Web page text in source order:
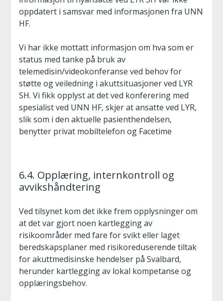
oppdatert i samsvar med informasjonen fra UNN
HF.
Vi har ikke mottatt informasjon om hva som er
status med tanke på bruk av
telemedisin/videokonferanse ved behov for
støtte og veiledning i akuttsituasjoner ved LYR
SH. Vi fikk opplyst at det ved konferering med
spesialist ved UNN HF, skjer at ansatte ved LYR,
slik som i den aktuelle pasienthendelsen,
benytter privat mobiltelefon og Facetime
6.4. Opplæring, internkontroll og
avvikshåndtering
Ved tilsynet kom det ikke frem opplysninger om
at det var gjort noen kartlegging av
risikoområder med fare for svikt eller laget
beredskapsplaner med risikoreduserende tiltak
for akuttmedisinske hendelser på Svalbard,
herunder kartlegging av lokal kompetanse og
opplæringsbehov.